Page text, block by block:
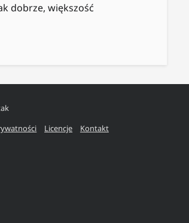
dobrze, większość
Licencje Kontakt